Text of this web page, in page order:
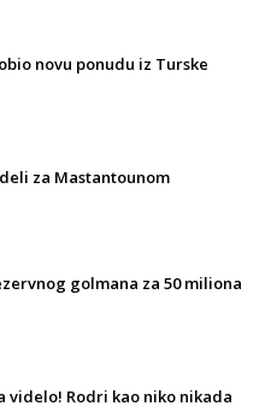
novu ponudu iz Turske
za Mastantounom
golmana za 50 miliona
videlo! Rodri kao niko nikada